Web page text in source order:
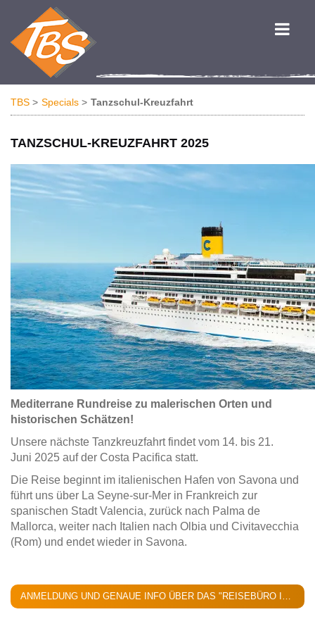
TBS Specials Tanzschul-Kreuzfahrt
TANZSCHUL-KREUZFAHRT 2025
Mediterrane Rundreise zu malerischen Orten und
historischen Schätzen!
Unsere nächste Tanzkreuzfahrt findet vom 14. bis 21.
Juni 2025 auf der Costa Pacifica statt.
Die Reise beginnt im italienischen Hafen von Savona und
führt uns über La Seyne-sur-Mer in Frankreich zur
spanischen Stadt Valencia, zurück nach Palma de
Mallorca, weiter nach Italien nach Olbia und Civitavecchia
(Rom) und endet wieder in Savona.
ANMELDUNG UND GENAUE INFO ÜBER DAS "REISEBÜRO IM KAUFLAND"